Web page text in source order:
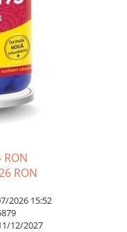
RON
RON
2026 15:52
12/2027